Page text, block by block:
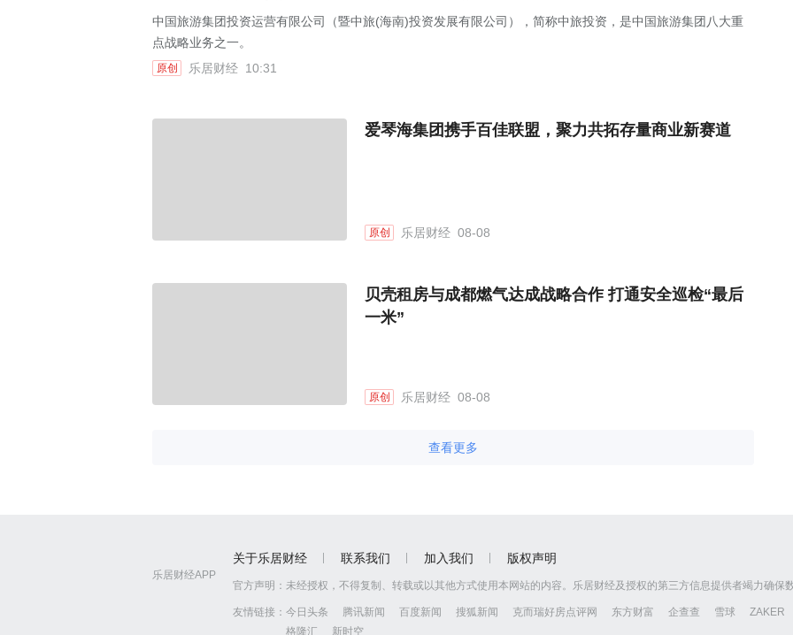
中国旅游集团投资运营有限公司（暨中旅(海南)投资发展有限公司），简称中旅投资，是中国旅游集团八大重
点战略业务之一。
原创 乐居财经 10:31
爱琴海集团携手百佳联盟，聚力共拓存量商业新赛道
原创 乐居财经 08-08
贝壳租房与成都燃气达成战略合作 打通安全巡检“最后
一米”
原创 乐居财经 08-08
查看更多
乐居财经APP
关于乐居财经 联系我们 加入我们 版权声明
官方声明： 未经授权，不得复制、转载或以其他方式使用本网站的内容。乐居财经及授权的第三方信息提供者竭力确保
友情链接： 今日头条 腾讯新闻 百度新闻 搜狐新闻 克而瑞好房点评网 东方财富 企查查 雪球 ZAKER
格隆汇
新时空